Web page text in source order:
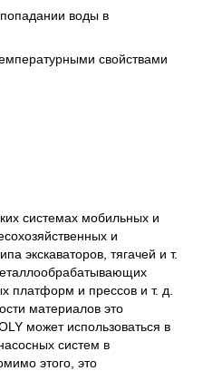
воды в
свойствами
системах мобильных и
и
экскаваторов, тягачей и т.
платформ и прессов и т. д.
материалов это
может использоваться в
систем в
этого, это